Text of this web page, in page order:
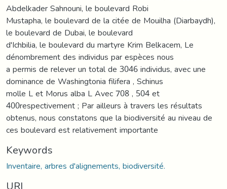
Abdelkader Sahnouni, le boulevard Robi
Mustapha, le boulevard de la citée de Mouilha (Diarbaydh),
le boulevard de Dubai, le boulevard
d'Ichbilia, le boulevard du martyre Krim Belkacem, Le
dénombrement des individus par espèces nous
a permis de relever un total de 3046 individus, avec une
dominance de Washingtonia filifera , Schinus
molle L et Morus alba L Avec 708 , 504 et
400respectivement ; Par ailleurs à travers les résultats
obtenus, nous constatons que la biodiversité au niveau de
ces boulevard est relativement importante
Keywords
Inventaire, arbres d'alignements, biodiversité.